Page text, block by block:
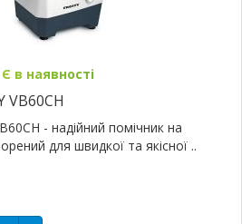
Є в наявності
VB60CH
- надійний помічник на
для швидкої та якісної ..